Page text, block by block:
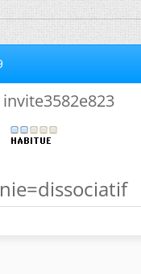
invite3582e823